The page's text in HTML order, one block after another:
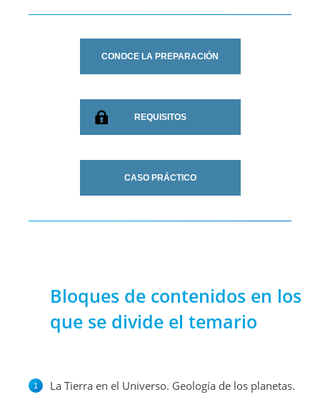
CONOCE LA PREPARACIÓN
REQUISITOS
CASO PRÁCTICO
Bloques de contenidos en los
que se divide el temario
La Tierra en el Universo. Geología de los planetas.